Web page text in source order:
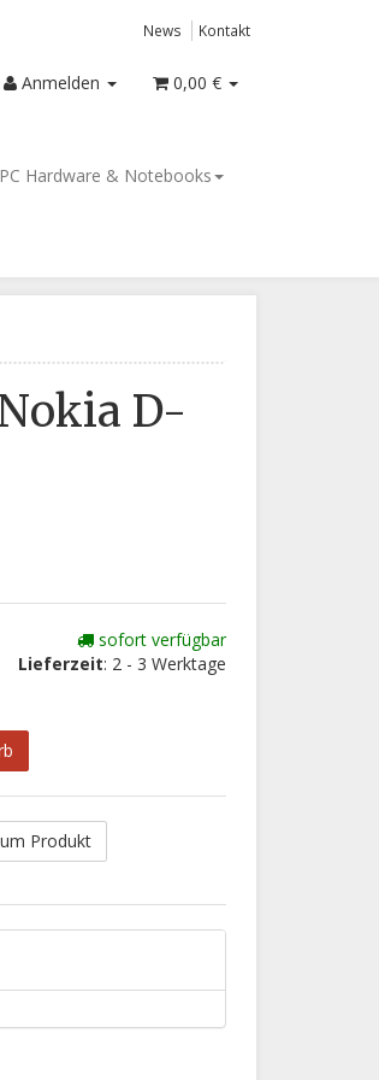
News Kontakt
Anmelden 0,00 €
PC Hardware & Notebooks
D-
sofort verfügbar
Lieferzeit: 2 - 3 Werktage
Produkt